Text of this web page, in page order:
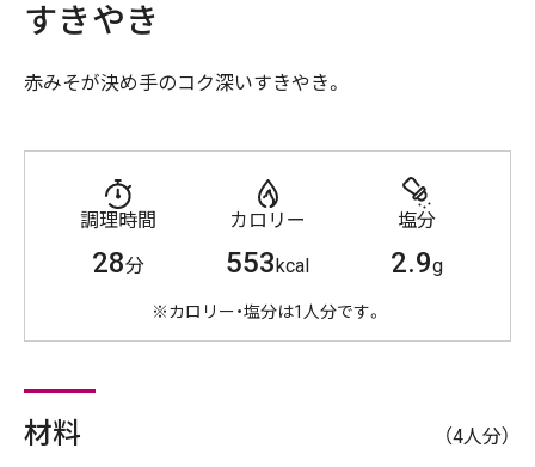
すきやき
赤みそが決め手のコク深いすきやき。
調理時間
28分
カロリー
553kcal
塩分
2.9g
※カロリー・塩分は1人分です。
材料 （4人分）